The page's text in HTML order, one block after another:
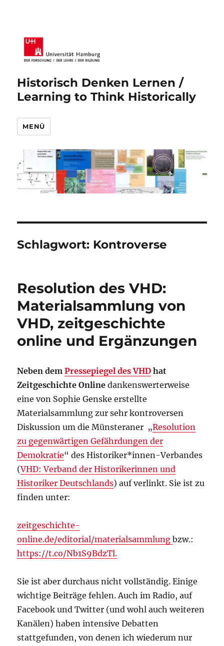
Historisch Denken Lernen /
Learning to Think Historically
MENÜ
Schlagwort: Kontroverse
Resolution des VHD:
Materialsammlung von
VHD, zeitgeschichte
online und Ergänzungen
Neben demPressepiegel des VHD hat
Zeitgeschichte Online dankenswerterweise
eine von Sophie Genske erstellte
Materialsammlung zur sehr kontroversen
Diskussion um die Münsteraner „Resolution
zu gegenwärtigen Gefährdungen der
Demokratie“ des Historiker*innen-Verbandes
(VHD: Verband der Historikerinnen und
Historiker Deutschlands) auf verlinkt. Sie ist zu
finden unter:
zeitgeschichte-
online.de/editorial/materialsammlungbzw.:
https://t.co/Nb1S9BdzTl.
Sie ist aber durchaus nicht vollständig. Einige
wichtige Beiträge fehlen. Auch im Radio, auf
Facebook und Twitter (und wohl auch weiteren
Kanälen) haben intensive Debatten
stattgefunden, von denen ich wiederum nur